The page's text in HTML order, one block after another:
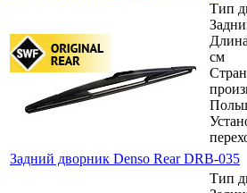
Тип
см
Задний дворник Denso Rear DRB-035
Тип